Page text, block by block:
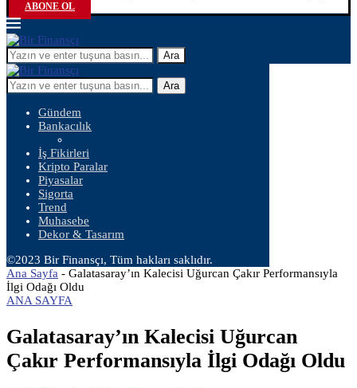
ABONE OL
Ara
Ara
Gündem
Bankacılık
İş Fikirleri
Kripto Paralar
Piyasalar
Sigorta
Trend
Muhasebe
Dekor & Tasarım
©2023 Bir Finansçı, Tüm hakları saklıdır.
Ana Sayfa - Galatasaray’ın Kalecisi Uğurcan Çakır Performansıyla
İlgi Odağı Oldu
ANA SAYFA
Galatasaray’ın Kalecisi Uğurcan
Çakır Performansıyla İlgi Odağı Oldu